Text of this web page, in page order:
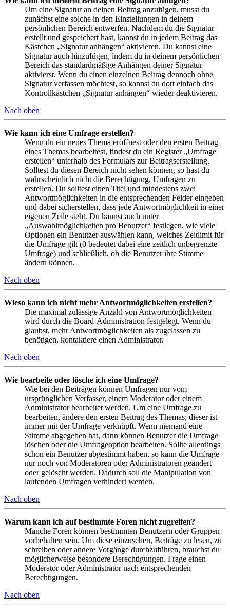
Um eine Signatur an deinen Beitrag anzufügen, musst du
zunächst eine solche in den Einstellungen in deinem
persönlichen Bereich entwerfen. Nachdem du die Signatur
erstellt und gespeichert hast, kannst du in jedem Beitrag das
Kästchen „Signatur anhängen“ aktivieren. Du kannst eine
Signatur auch hinzufügen, indem du in deinem persönlichen
Bereich das standardmäßige Anhängen deiner Signatur
aktivierst. Wenn du einen einzelnen Beitrag dennoch ohne
Signatur verfassen möchtest, so kannst du dort einfach das
Kontrollkästchen „Signatur anhängen“ wieder deaktivieren.
Nach oben
Wie kann ich eine Umfrage erstellen?
Wenn du ein neues Thema eröffnest oder den ersten Beitrag
eines Themas bearbeitest, findest du ein Register „Umfrage
erstellen“ unterhalb des Formulars zur Beitragserstellung.
Solltest du diesen Bereich nicht sehen können, so hast du
wahrscheinlich nicht die Berechtigung, Umfragen zu
erstellen. Du solltest einen Titel und mindestens zwei
Antwortmöglichkeiten in die entsprechenden Felder eingeben
und dabei sicherstellen, dass jede Antwortmöglichkeit in einer
eigenen Zeile steht. Du kannst auch unter
„Auswahlmöglichkeiten pro Benutzer“ festlegen, wie viele
Optionen ein Benutzer auswählen kann, welches Zeitlimit für
die Umfrage gilt (0 bedeutet dabei eine zeitlich unbegrenzte
Umfrage) und schließlich, ob die Benutzer ihre Stimme
ändern können.
Nach oben
Wieso kann ich nicht mehr Antwortmöglichkeiten erstellen?
Die maximal zulässige Anzahl von Antwortmöglichkeiten
wird durch die Board-Administration festgelegt. Wenn du
glaubst, mehr Antwortmöglichkeiten als zugelassen zu
benötigen, kontaktiere einen Administrator.
Nach oben
Wie bearbeite oder lösche ich eine Umfrage?
Wie bei den Beiträgen können Umfragen nur vom
ursprünglichen Verfasser, einem Moderator oder einem
Administrator bearbeitet werden. Um eine Umfrage zu
bearbeiten, ändere den ersten Beitrag des Themas; dieser ist
immer mit der Umfrage verknüpft. Wenn niemand eine
Stimme abgegeben hat, dann können Benutzer die Umfrage
löschen oder die Umfrageoption bearbeiten. Sollte allerdings
schon ein Benutzer abgestimmt haben, so kann die Umfrage
nur noch von Moderatoren oder Administratoren geändert
oder gelöscht werden. Dadurch soll die Manipulation von
laufenden Umfragen verhindert werden.
Nach oben
Warum kann ich auf bestimmte Foren nicht zugreifen?
Manche Foren können bestimmten Benutzern oder Gruppen
vorbehalten sein. Um diese einzusehen, Beiträge zu lesen, zu
schreiben oder andere Vorgänge durchzuführen, brauchst du
möglicherweise besondere Berechtigungen. Frage einen
Moderator oder Administrator nach entsprechenden
Berechtigungen.
Nach oben